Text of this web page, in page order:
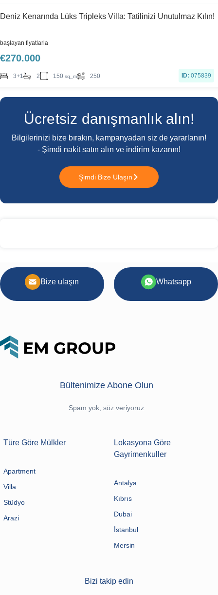
Deniz Kenarında Lüks Tripleks Villa: Tatilinizi Unutulmaz Kılın!
başlayan fiyatlarla
€270.000
3+1 2 150 sq_m 250 ID: 075839
Ücretsiz danışmanlık alın!
Bilgilerinizi bize bırakın, kampanyadan siz de yararlanın!
- Şimdi nakit satın alın ve indirim kazanın!
Şimdi Bize Ulaşın
Bize ulaşın Whatsapp
Bültenimize Abone Olun
Spam yok, söz veriyoruz
Türe Göre Mülkler
Apartment
Villa
Stüdyo
Arazi
Lokasyona Göre
Gayrimenkuller
Antalya
Kıbrıs
Dubai
İstanbul
Mersin
Bizi takip edin